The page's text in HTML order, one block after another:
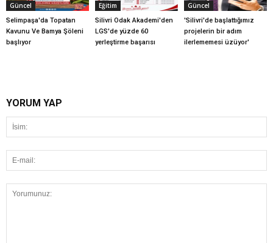
Güncel
Selimpaşa'da Topatan
Kavunu Ve Bamya Şöleni
başlıyor
Eğitim
Silivri Odak Akademi'den
LGS'de yüzde 60
yerleştirme başarısı
Güncel
'Silivri'de başlattığımız
projelerin bir adım
ilerlememesi üzüyor'
YORUM YAP